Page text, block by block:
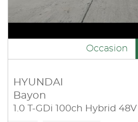
Occasion
HYUNDAI
Bayon
1.0 T-GDi 100ch Hybrid